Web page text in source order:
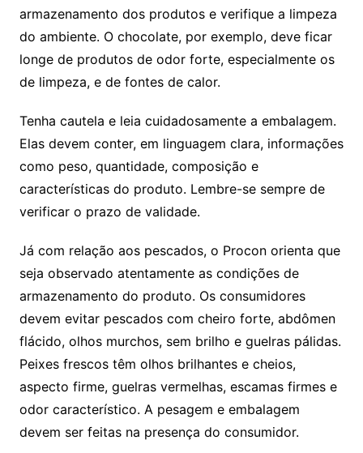
armazenamento dos produtos e verifique a limpeza
do ambiente. O chocolate, por exemplo, deve ficar
longe de produtos de odor forte, especialmente os
de limpeza, e de fontes de calor.
Tenha cautela e leia cuidadosamente a embalagem.
Elas devem conter, em linguagem clara, informações
como peso, quantidade, composição e
características do produto. Lembre-se sempre de
verificar o prazo de validade.
Já com relação aos pescados, o Procon orienta que
seja observado atentamente as condições de
armazenamento do produto. Os consumidores
devem evitar pescados com cheiro forte, abdômen
flácido, olhos murchos, sem brilho e guelras pálidas.
Peixes frescos têm olhos brilhantes e cheios,
aspecto firme, guelras vermelhas, escamas firmes e
odor característico. A pesagem e embalagem
devem ser feitas na presença do consumidor.